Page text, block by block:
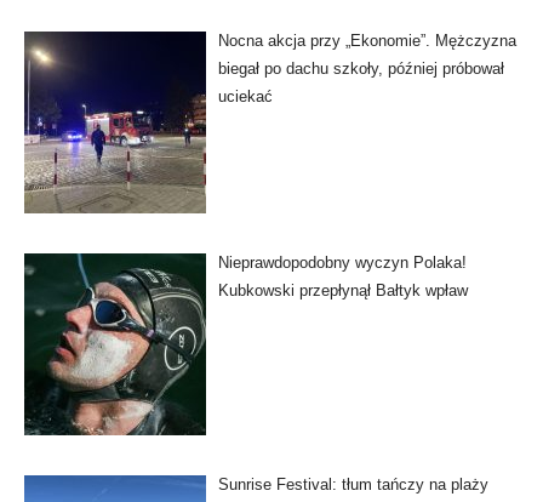
Nocna akcja przy „Ekonomie”. Mężczyzna
biegał po dachu szkoły, później próbował
uciekać
Nieprawdopodobny wyczyn Polaka!
Kubkowski przepłynął Bałtyk wpław
Sunrise Festival: tłum tańczy na plaży